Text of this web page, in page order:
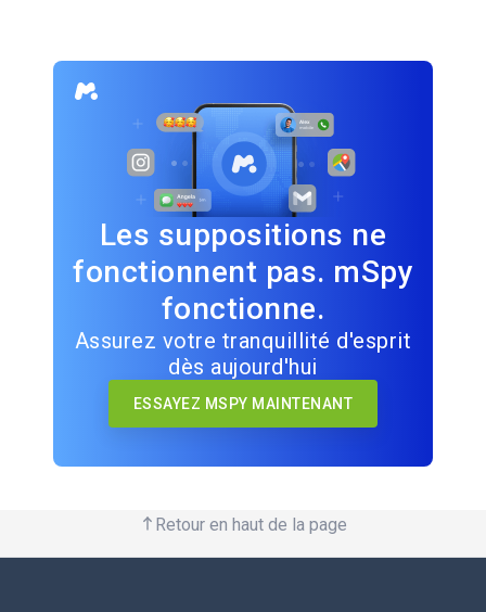
Les suppositions ne
fonctionnent pas. mSpy
fonctionne.
Assurez votre tranquillité d'esprit
dès aujourd'hui
ESSAYEZ MSPY MAINTENANT
Retour en haut de la page